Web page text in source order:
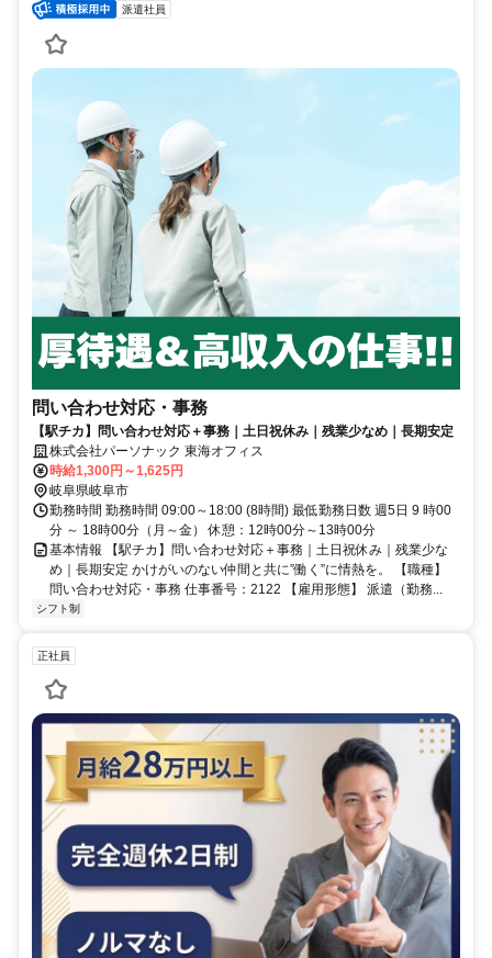
派遣社員
問い合わせ対応・事務
【駅チカ】問い合わせ対応＋事務｜土日祝休み｜残業少なめ｜長期安定
株式会社パーソナック 東海オフィス
時給1,300円～1,625円
岐阜県岐阜市
勤務時間 勤務時間 09:00～18:00 (8時間) 最低勤務日数 週5日 9 時00
分 ～ 18時00分（月～金） 休憩：12時00分～13時00分
基本情報 【駅チカ】問い合わせ対応＋事務｜土日祝休み｜残業少な
め｜長期安定 かけがいのない仲間と共に”働く”に情熱を。 【職種】
問い合わせ対応・事務 仕事番号：2122 【雇用形態】 派遣（勤務...
シフト制
正社員